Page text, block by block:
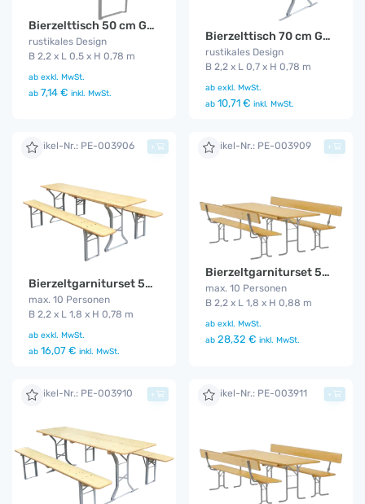
Bierzelttisch 50 cm Gala
rustikales Design
B 2,2 x L 0,5 x H 0,78 m
ab exkl. MwSt.
ab 7,14 € inkl. MwSt.
Bierzelttisch 70 cm Gala
rustikales Design
B 2,2 x L 0,7 x H 0,78 m
ab exkl. MwSt.
ab 10,71 € inkl. MwSt.
Artikel-Nr.: PE-003906
Bierzeltgarniturset 50 cm Gala
max. 10 Personen
B 2,2 x L 1,8 x H 0,78 m
ab exkl. MwSt.
ab 16,07 € inkl. MwSt.
+ Artikel-Nr.: PE-003909
Bierzeltgarniturset 50 cm mit Lehne Gala
max. 10 Personen
B 2,2 x L 1,8 x H 0,88 m
ab exkl. MwSt.
ab 28,32 € inkl. MwSt.
+
Artikel-Nr.: PE-003910 + Artikel-Nr.: PE-003911 +